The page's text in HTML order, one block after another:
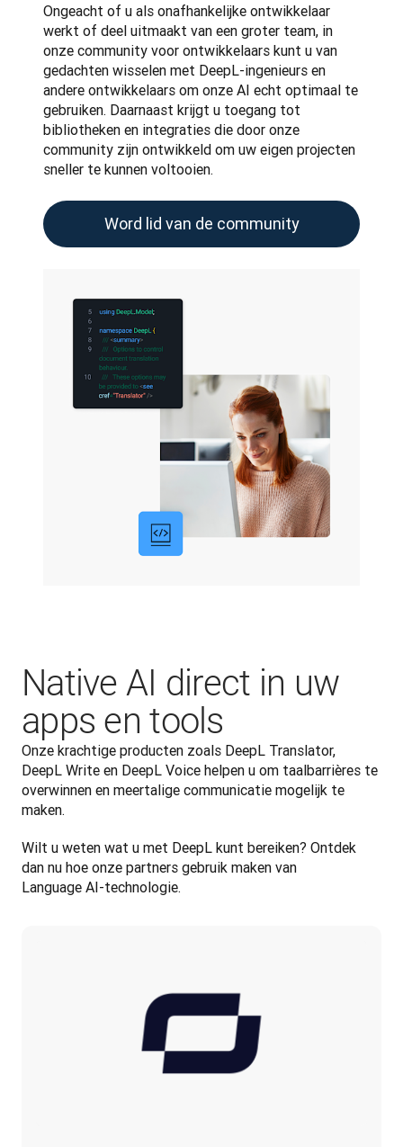
Ongeacht of u als onafhankelijke ontwikkelaar
werkt of deel uitmaakt van een groter team, in
onze community voor ontwikkelaars kunt u van
gedachten wisselen met DeepL-ingenieurs en
andere ontwikkelaars om onze AI echt optimaal te
gebruiken. Daarnaast krijgt u toegang tot
bibliotheken en integraties die door onze
community zijn ontwikkeld om uw eigen projecten
sneller te kunnen voltooien.
Word lid van de community
Native AI direct in uw
apps en tools
Onze krachtige producten zoals DeepL Translator,
DeepL Write en DeepL Voice helpen u om taalbarrières te
overwinnen en meertalige communicatie mogelijk te
maken.
Wilt u weten wat u met DeepL kunt bereiken? Ontdek
dan nu hoe onze partners gebruik maken van
Language AI-technologie.